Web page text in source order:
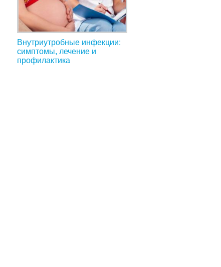
Внутриутробные инфекции:
симптомы, лечение и
профилактика